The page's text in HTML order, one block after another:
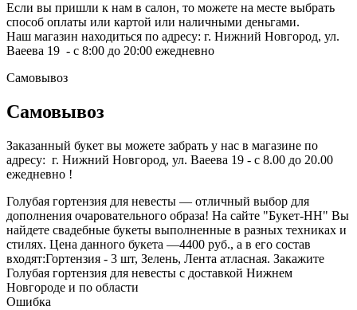
Если вы пришли к нам в салон, то можете на месте выбрать
способ оплаты или картой или наличными деньгами.
Наш магазин находиться по адресу: г. Нижний Новгород, ул.
Ваеева 19 - с 8:00 до 20:00 ежедневно
Самовывоз
Самовывоз
Заказанный букет вы можете забрать у нас в магазине по
адресу: г. Нижний Новгород, ул. Ваеева 19 - с 8.00 до 20.00
ежедневно !
Голубая гортензия для невесты — отличный выбор для
дополнения очаровательного образа! На сайте "Букет-НН" Вы
найдете свадебные букеты выполненные в разных техниках и
стилях. Цена данного букета —4400 руб., а в его состав
входят:Гортензия - 3 шт, Зелень, Лента атласная. Закажите
Голубая гортензия для невесты с доставкой Нижнем
Новгороде и по области
Ошибка